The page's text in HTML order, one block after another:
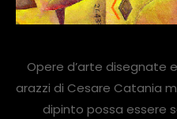
Opere d’arte disegnate
arazzi di Cesare Catania
dipinto possa essere